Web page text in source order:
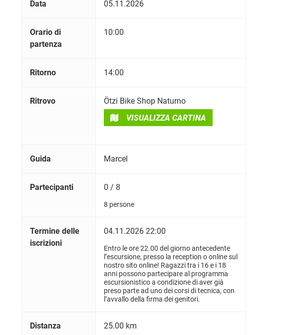
Data 05.11.2026
Orario di
partenza
10:00
Ritorno 14:00
Ritrovo
Ötzi Bike Shop Naturno
VISUALIZZA CARTINA
Guida Marcel
Partecipanti 0 / 8
8 persone
Termine delle
iscrizioni
04.11.2026 22:00
Entro le ore 22.00 del giorno antecedente
l’escursione, presso la reception o online sul
nostro sito online! Ragazzi tra i 16 e i 18
anni possono partecipare al programma
escursionistico a condizione di aver già
preso parte ad uno dei corsi di tecnica, con
l’avvallo della firma dei genitori.
Distanza 25.00 km